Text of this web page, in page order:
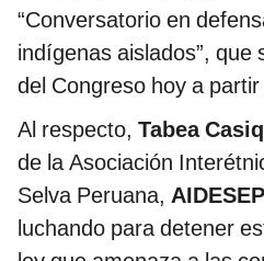
“Conversatorio en
indígenas aislados”, que
del Congreso hoy a
Al respecto, Tabea
de la Asociación
Selva Peruana, AIDESEP
luchando para detener